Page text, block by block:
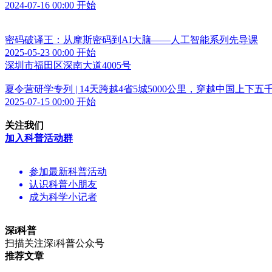
2024-07-16 00:00 开始
密码破译王：从摩斯密码到AI大脑——人工智能系列先导课
2025-05-23 00:00 开始
深圳市福田区深南大道4005号
夏令营研学专列 | 14天跨越4省5城5000公里，穿越中国上下五
2025-07-15 00:00 开始
关注我们
加入科普活动群
参加最新科普活动
认识科普小朋友
成为科学小记者
深i科普
扫描关注深i科普公众号
推荐文章